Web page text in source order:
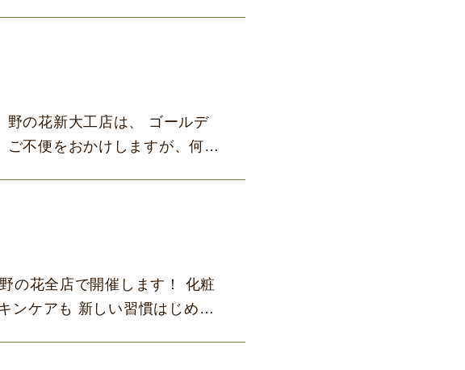
野の花新大工店は、 ゴールデ
不便をおかけしますが、何卒
の花全店で開催します！ 化粧
ケアも 新しい習慣はじめて